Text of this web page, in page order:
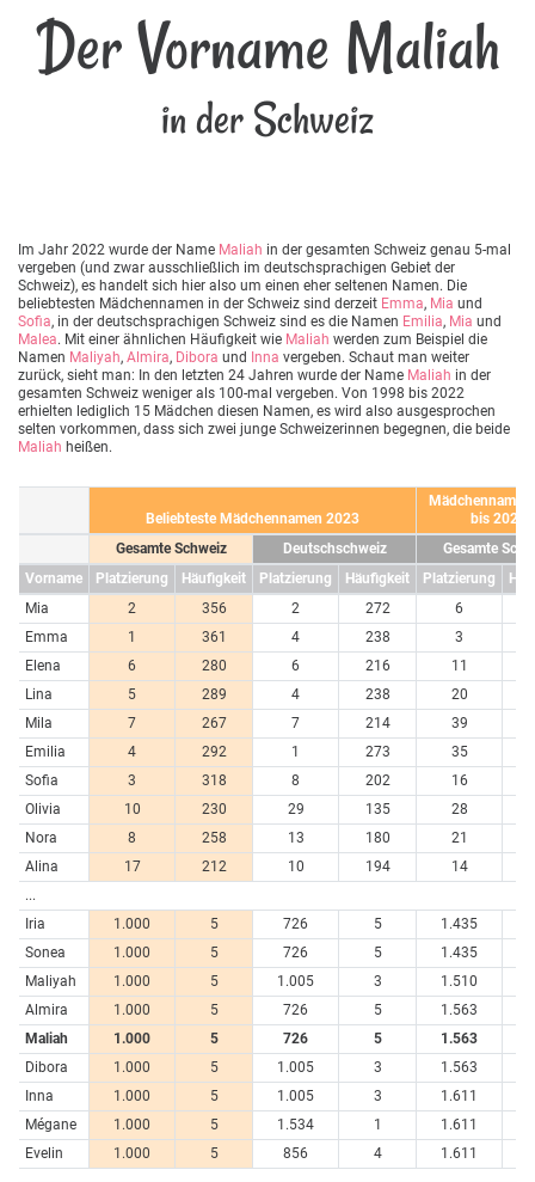
Der Vorname Maliah
in der Schweiz
Im Jahr 2022 wurde der Name Maliah in der gesamten Schweiz genau 5-mal
vergeben (und zwar ausschließlich im deutschsprachigen Gebiet der
Schweiz), es handelt sich hier also um einen eher seltenen Namen. Die
beliebtesten Mädchennamen in der Schweiz sind derzeit Emma, Mia und
Sofia, in der deutschsprachigen Schweiz sind es die Namen Emilia, Mia und
Malea. Mit einer ähnlichen Häufigkeit wie Maliah werden zum Beispiel die
Namen Maliyah, Almira, Dibora und Inna vergeben. Schaut man weiter
zurück, sieht man: In den letzten 24 Jahren wurde der Name Maliah in der
gesamten Schweiz weniger als 100-mal vergeben. Von 1998 bis 2022
erhielten lediglich 15 Mädchen diesen Namen, es wird also ausgesprochen
selten vorkommen, dass sich zwei junge Schweizerinnen begegnen, die beide
Maliah heißen.
Beliebteste Mädchennamen 2023
bis 2023
Gesamte Schweiz
Deutschschweiz
Gesamte
Vorname
Platzierung Häufigkeit Platzierung Häufigkeit Platzierung
Mia
2 356 2 272 6
Emma
1 361 4 238 3
Elena
6 280 6 216 11
Lina
5 289 4 238 20
Mila
7 267 7 214 39
Emilia
4 292 1 273 35
Sofia
3 318 8 202 16
Olivia
10 230 29 135 28
Nora
8 258 13 180 21
Alina
17 212 10 194 14
...
Iria
1.000 5 726 5 1.435
Sonea
1.000 5 726 5 1.435
Maliyah
1.000 5 1.005 3 1.510
Almira
1.000 5 726 5 1.563
Maliah
1.000 5 726 5 1.563
Dibora
1.000 5 1.005 3 1.563
Inna
1.000 5 1.005 3 1.611
Mégane
1.000 5 1.534 1 1.611
Evelin
1.000 5 856 4 1.611